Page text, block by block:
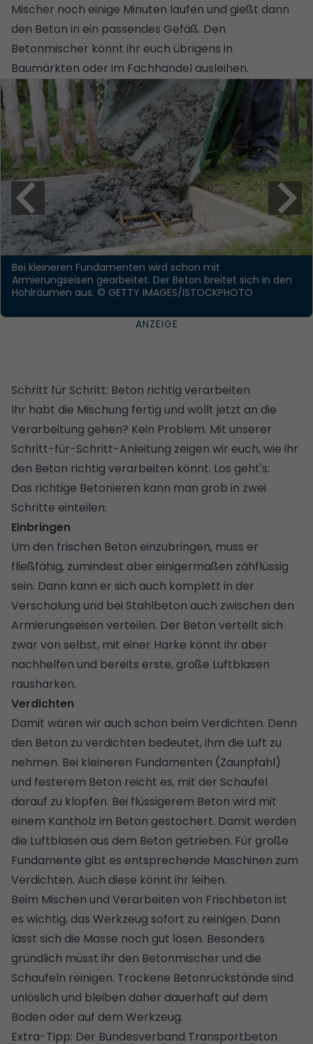
Mischer noch einige Minuten laufen und gießt dann
den Beton in ein passendes Gefäß. Den
Betonmischer könnt ihr euch übrigens in
Baumärkten oder im Fachhandel ausleihen.
Bei kleineren Fundamenten wird schon mit
Armierungseisen gearbeitet. Der Beton breitet sich in den
Hohlräumen aus. © GETTY IMAGES/ISTOCKPHOTO
Schritt für Schritt: Beton richtig verarbeiten
Ihr habt die Mischung fertig und wollt jetzt an die
Verarbeitung gehen? Kein Problem. Mit unserer
Schritt-für-Schritt-Anleitung zeigen wir euch, wie ihr
den Beton richtig verarbeiten könnt. Los geht's:
Das richtige Betonieren kann man grob in zwei
Schritte einteilen:
Einbringen
Um den frischen Beton einzubringen, muss er
fließfähig, zumindest aber einigermaßen zähflüssig
sein. Dann kann er sich auch komplett in der
Verschalung und bei Stahlbeton auch zwischen den
Armierungseisen verteilen. Der Beton verteilt sich
zwar von selbst, mit einer Harke könnt ihr aber
nachhelfen und bereits erste, große Luftblasen
rausharken.
Verdichten
Damit wären wir auch schon beim Verdichten. Denn
den Beton zu verdichten bedeutet, ihm die Luft zu
nehmen. Bei kleineren Fundamenten (Zaunpfahl)
und festerem Beton reicht es, mit der Schaufel
darauf zu klopfen. Bei flüssigerem Beton wird mit
einem Kantholz im Beton gestochert. Damit werden
die Luftblasen aus dem Beton getrieben. Für große
Fundamente gibt es entsprechende Maschinen zum
Verdichten. Auch diese könnt ihr leihen.
Beim Mischen und Verarbeiten von Frischbeton ist
es wichtig, das Werkzeug sofort zu reinigen. Dann
lässt sich die Masse noch gut lösen. Besonders
gründlich müsst ihr den Betonmischer und die
Schaufeln reinigen. Trockene Betonrückstände sind
unlöslich und bleiben daher dauerhaft auf dem
Boden oder auf dem Werkzeug.
Extra-Tipp: Der Bundesverband Transportbeton